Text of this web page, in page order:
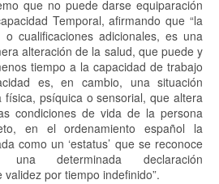
que no puede darse equiparación
Temporal, afirmando que “la
cualificaciones adicionales, es una
alteración de la salud, que puede y
tiempo a la capacidad de trabajo
es, en cambio, una situación
psíquica o sensorial, que altera
condiciones de vida de la persona
en el ordenamiento español la
como un ‘estatus’ que se reconoce
una determinada declaración
por tiempo indefinido”.